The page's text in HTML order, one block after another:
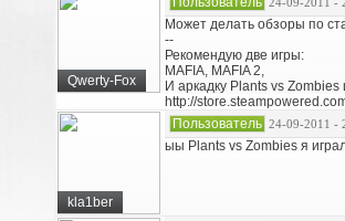
Qwerty-Fox
Может делать обзоры по
--
Рекомендую две игры:
MAFIA, MAFIA 2,
И аркадку Plants vs
http://
kla1ber
Пользователь 24-09-2011 -
ыы Plants vs Zombies я